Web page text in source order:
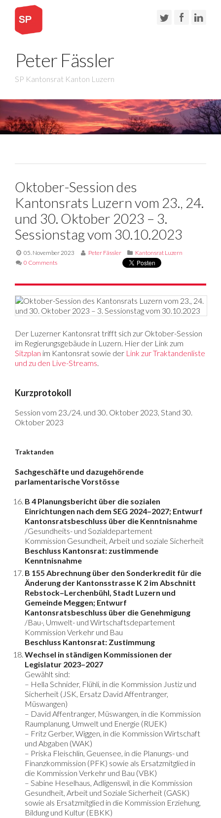
Peter Fässler
SP Kantonsrat Kanton Luzern
Oktober-Session des
Kantonsrats Luzern vom 23., 24.
und 30. Oktober 2023 – 3.
Sessionstag vom 30.10.2023
05. November 2023 Peter Fässler
Kantonsrat Luzern
0 Comments
Der Luzerner Kantonsrat trifft sich zur Oktober-Session
im Regierungsgebäude in Luzern. Hier der Link zum
Sitzplan im Kantonsrat sowie der Link zur Traktandenliste
und zu den Live-Streams.
Kurzprotokoll
Session vom 23./24. und 30. Oktober 2023, Stand 30.
Oktober 2023
Traktanden
Sachgeschäfte und dazugehörende
parlamentarische Vorstösse
B 4 Planungsbericht über die sozialen
Einrichtungen nach dem SEG 2024–2027; Entwurf
Kantonsratsbeschluss über die Kenntnisnahme
/Gesundheits- und Sozialdepartement
Kommission Gesundheit, Arbeit und soziale Sicherheit
Beschluss Kantonsrat: zustimmende
Kenntnisnahme
B 155 Abrechnung über den Sonderkredit für die
Änderung der Kantonsstrasse K 2 im Abschnitt
Rebstock–Lerchenbühl, Stadt Luzern und
Gemeinde Meggen; Entwurf
Kantonsratsbeschluss über die Genehmigung
/Bau-, Umwelt- und Wirtschaftsdepartement
Kommission Verkehr und Bau
Beschluss Kantonsrat: Zustimmung
Wechsel in ständigen Kommissionen der
Legislatur 2023–2027
Gewählt sind:
– Hella Schnider, Flühli, in die Kommission Justiz und
Sicherheit (JSK, Ersatz David Affentranger,
Müswangen)
– David Affentranger, Müswangen, in die Kommission
Raumplanung, Umwelt und Energie (RUEK)
– Fritz Gerber, Wiggen, in die Kommission Wirtschaft
und Abgaben (WAK)
– Priska Fleischlin, Geuensee, in die Planungs- und
Finanzkommission (PFK) sowie als Ersatzmitglied in
die Kommission Verkehr und Bau (VBK)
– Sabine Heselhaus, Adligenswil, in die Kommission
Gesundheit, Arbeit und Soziale Sicherheit (GASK)
sowie als Ersatzmitglied in die Kommission Erziehung,
Bildung und Kultur (EBKK)